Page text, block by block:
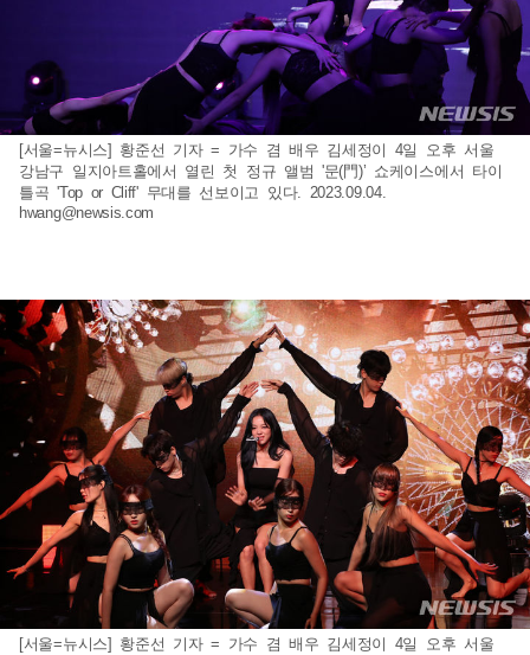
[서울=뉴시스] 황준선 기자 = 가수 겸 배우 김세정이 4일 오후 서울
강남구 일지아트홀에서 열린 첫 정규 앨범 '문(門)’ 쇼케이스에서 타이
틀곡 'Top or Cliff' 무대를 선보이고 있다. 2023.09.04.
hwang@newsis.com
[서울=뉴시스] 황준선 기자 = 가수 겸 배우 김세정이 4일 오후 서울